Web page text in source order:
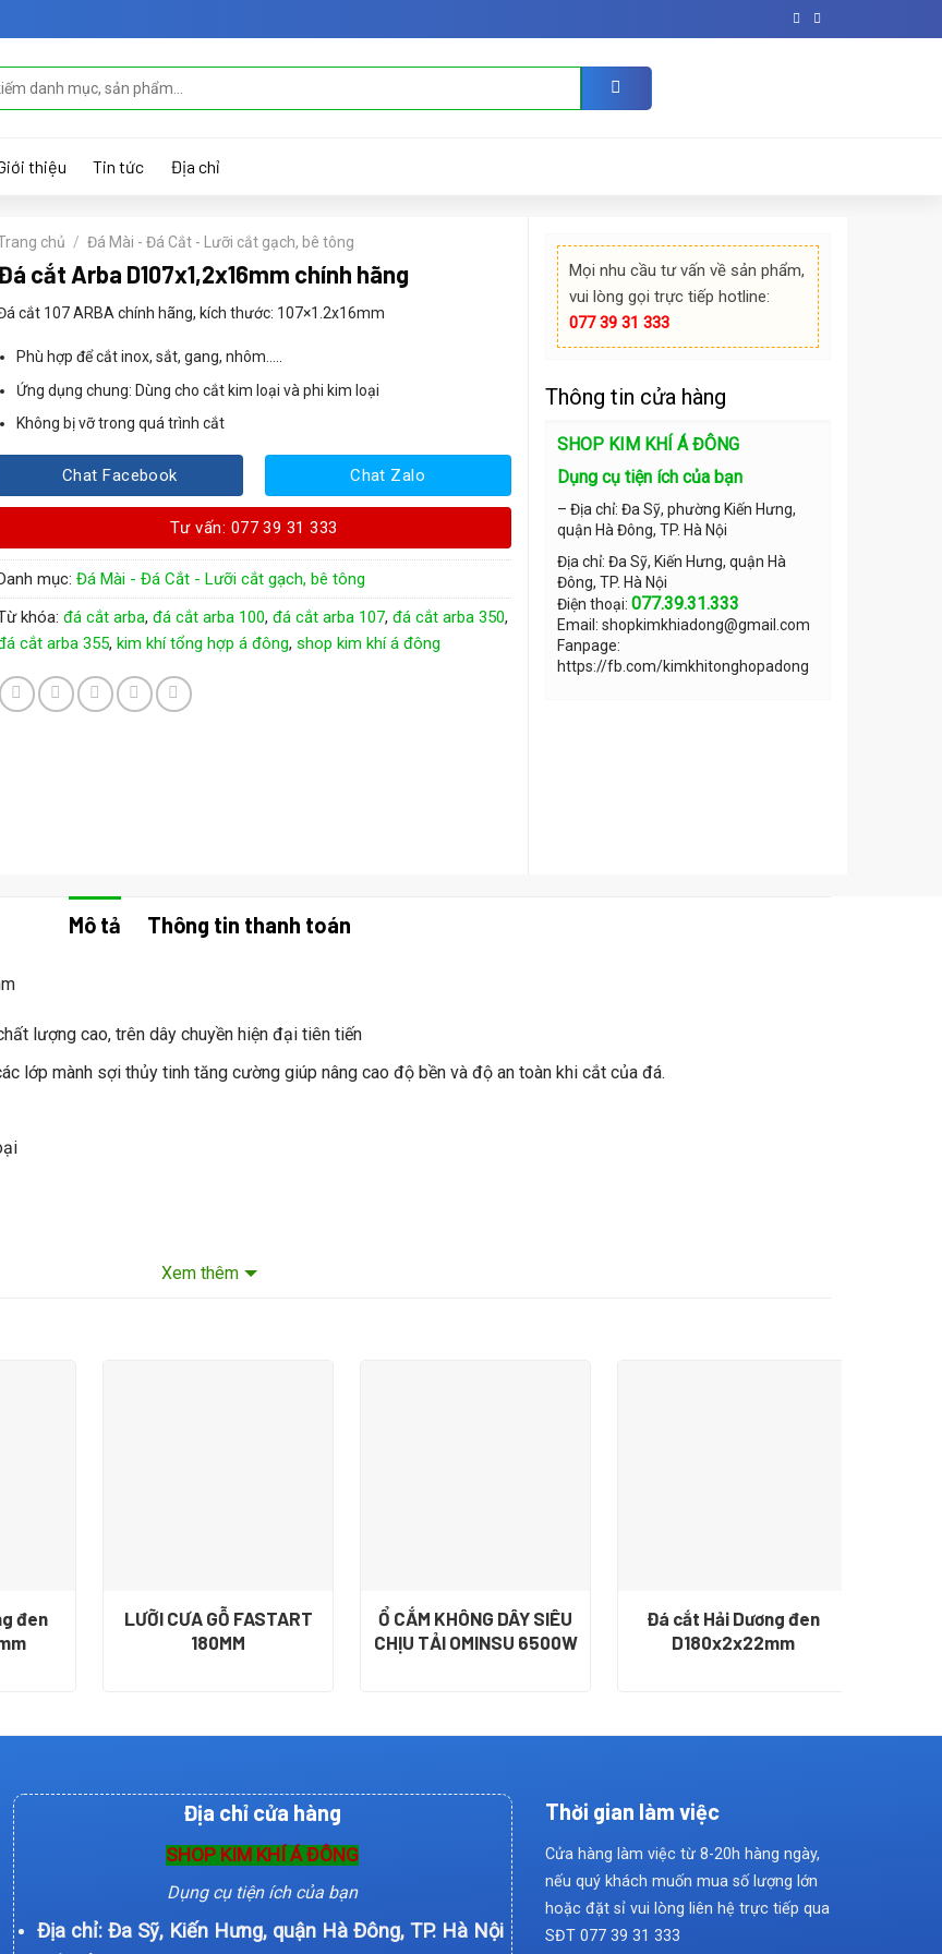
thiệu Tin tức Địa chỉ
chủ / Đá Mài - Đá Cắt - Lưỡi cắt gạch, bê tông
cắt Arba D107x1,2x16mm chính hãng
cắt 107 ARBA chính hãng, kích thước: 107×1.2x16mm
Phù hợp để cắt inox, sắt, gang, nhôm…..
Ứng dụng chung: Dùng cho cắt kim loại và phi kim loại
Không bị vỡ trong quá trình cắt
Chat Facebook Chat Zalo
Tư vấn: 077 39 31 333
mục: Đá Mài - Đá Cắt - Lưỡi cắt gạch, bê tông
khóa: đá cắt arba, đá cắt arba 100, đá cắt arba 107, đá cắt arba 350,
cắt arba 355, kim khí tổng hợp á đông, shop kim khí á đông
Mọi nhu cầu tư vấn về sản phẩm,
vui lòng gọi trực tiếp hotline:
077 39 31 333
Thông tin cửa hàng
SHOP KIM KHÍ Á ĐÔNG
Dụng cụ tiện ích của bạn
– Địa chỉ: Đa Sỹ, phường Kiến Hưng,
quận Hà Đông, TP. Hà Nội
Địa chỉ: Đa Sỹ, Kiến Hưng, quận Hà
Đông, TP. Hà Nội
Điện thoại: 077.39.31.333
Email: shopkimkhiadong@gmail.com
Fanpage:
https://fb.com/kimkhitonghopadong
Mô tả Thông tin thanh toán
lượng cao, trên dây chuyền hiện đại tiên tiến
lớp mành sợi thủy tinh tăng cường giúp nâng cao độ bền và độ an toàn khi cắt của đá.
qua số: 0773931333Xem thêm
đen
LƯỠI CƯA GỖ FASTART
180MM
Ổ CẮM KHÔNG DÂY SIÊU
CHỊU TẢI OMINSU 6500W
Đá cắt Hải Dương đen
D180x2x22mm
Địa chỉ cửa hàng
SHOP KIM KHÍ Á ĐÔNG
Dụng cụ tiện ích của bạn
Địa chỉ: Đa Sỹ, Kiến Hưng, quận Hà Đông, TP. Hà Nội
Thời gian làm việc
Cửa hàng làm việc từ 8-20h hàng ngày,
nếu quý khách muốn mua số lượng lớn
hoặc đặt sỉ vui lòng liên hệ trực tiếp qua
SĐT 077 39 31 333